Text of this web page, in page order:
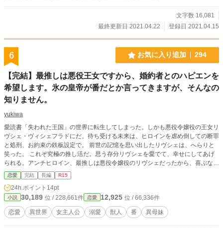
文字数 16,081
最終更新日 2021.04.22
登録日 2021.04.15
6 お気に入り追加 294
【完結】最推しは悪役王女ですから、婚約者とのハピエンを
希望します。氷の皇帝が番だとか言ってきますが、そんなの
知りません。
yukiwa
愛読書「失われた王国」の世界に転生してしまった。しかも悪役令嬢役の王女リ
ヴシェ・ヴィシェフラドにだ。待ち受ける未来は、ヒロインを虐め倒しての断罪
と処刑、お約束の鉄板設定で。 前世の記憶を思い出したリヴシェは、へらりと
笑った。 これぞ究極の推し活だ。思う存分リヴシェを愛でて、幸せにしてあげ
られる。アンチヒロイン、最推しは悪役令嬢役のリヴシェだったから、喜ぶなと
いう方が無理。 早速リヴシェ幸福化計画を、実行に移した。 ヒロイン異母妹に
はできる限り関わらず、ヒーロー帝国皇太子にも同様で、二番手ヒーローの婚約
者とは仲良くしよう。 なのにどうして？ ヒーローは黒狼の獣人で「おまえは番
だ」なんて言い寄ってくるけど、そんなの小説の設定にはなかったし、2番手ヒ
ーローはヤンデレ風味で、優しいはずの小説設定とは違うし。天真爛漫で清らか
な設定のヒロインは、どうやらものすっごい腹黒で、リヴシェに積極的に関わっ
恋愛 完結 長編 R15
24h.ポイント 14pt
小説 30,189 位 / 228,661件 恋愛 12,925 位 / 66,336件
恋愛 異世界 女主人公 溺愛 獣人 番 異母妹